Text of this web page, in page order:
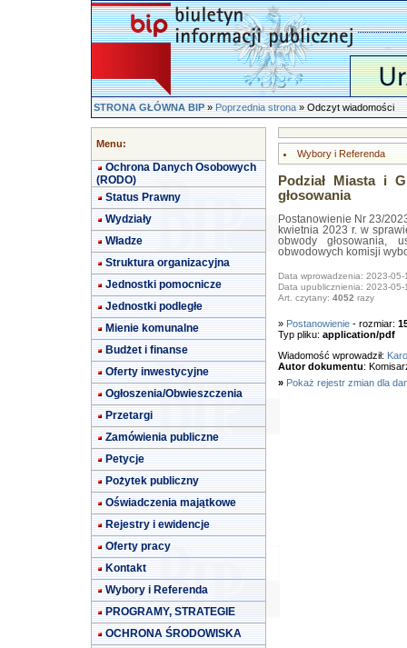
STRONA GŁÓWNA BIP»Poprzednia strona» Odczyt wiadomości
Menu:
Ochrona Danych Osobowych
(RODO)
Status Prawny
Wydziały
Władze
Struktura organizacyjna
Jednostki pomocnicze
Jednostki podległe
Mienie komunalne
Budżet i finanse
Oferty inwestycyjne
Ogłoszenia/Obwieszczenia
Przetargi
Zamówienia publiczne
Petycje
Pożytek publiczny
Oświadczenia majątkowe
Rejestry i ewidencje
Oferty pracy
Kontakt
Wybory i Referenda
PROGRAMY, STRATEGIE
OCHRONA ŚRODOWISKA
Wybory i Referenda
Podział Miasta i
głosowania
Postanowienie Nr 23/
kwietnia 2023 r. w
obwody głosowania,
obwodowych komisji
Data wprowadzenia: 2023-05-
Data upublicznienia: 2023-05-
Art. czytany: 4052 razy
» Postanowienie- rozmiar:
Typ pliku: application/pdf
Wiadomość wprowadził:
Autor dokumentu:
» Pokaż rejestr zmian dla